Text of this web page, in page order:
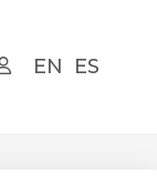
EN ES